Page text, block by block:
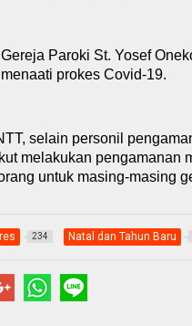
Gereja Paroki St. Yosef
prokes Covid-19.
selain personil
melakukan pengamanan
untuk masing-masing g
234 Natal dan Tahun Baru